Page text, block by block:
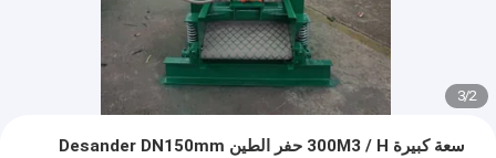
2
/
3
سعة كبيرة 300M3 / H حفر الطين Desander DN150mm